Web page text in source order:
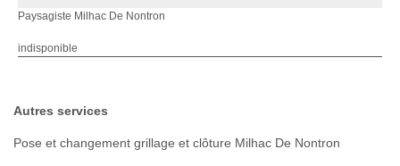
Paysagiste Milhac De Nontron
indisponible
Autres services
Pose et changement grillage et clôture Milhac De Nontron